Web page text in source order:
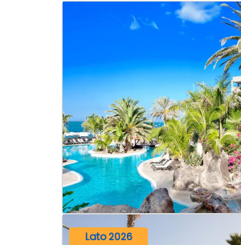
Lato 2026